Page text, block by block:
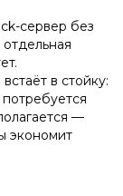
без
в стойку:
—
экономит